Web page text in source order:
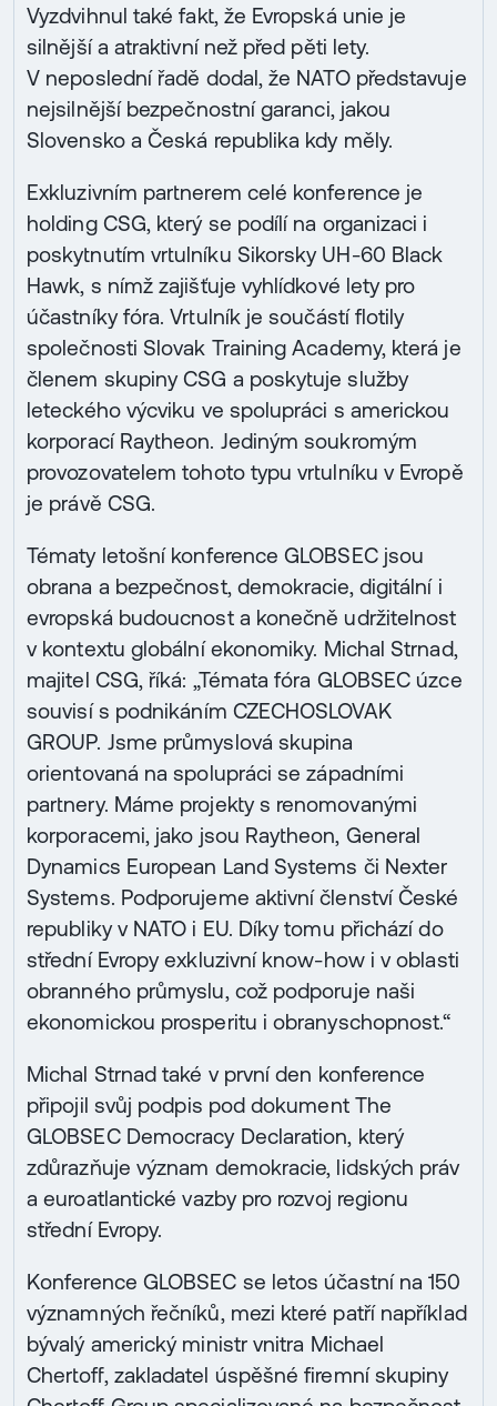
Vyzdvihnul také fakt, že Evropská unie je
silnější a atraktivní než před pěti lety.
V neposlední řadě dodal, že NATO představuje
nejsilnější bezpečnostní garanci, jakou
Slovensko a Česká republika kdy měly.
Exkluzivním partnerem celé konference je
holding CSG, který se podílí na organizaci i
poskytnutím vrtulníku Sikorsky UH-60 Black
Hawk, s nímž zajišťuje vyhlídkové lety pro
účastníky fóra. Vrtulník je součástí flotily
společnosti Slovak Training Academy, která je
členem skupiny CSG a poskytuje služby
leteckého výcviku ve spolupráci s americkou
korporací Raytheon. Jediným soukromým
provozovatelem tohoto typu vrtulníku v Evropě
je právě CSG.
Tématy letošní konference GLOBSEC jsou
obrana a bezpečnost, demokracie, digitální i
evropská budoucnost a konečně udržitelnost
v kontextu globální ekonomiky. Michal Strnad,
majitel CSG, říká: „Témata fóra GLOBSEC úzce
souvisí s podnikáním CZECHOSLOVAK
GROUP. Jsme průmyslová skupina
orientovaná na spolupráci se západními
partnery. Máme projekty s renomovanými
korporacemi, jako jsou Raytheon, General
Dynamics European Land Systems či Nexter
Systems. Podporujeme aktivní členství České
republiky v NATO i EU. Díky tomu přichází do
střední Evropy exkluzivní know-how i v oblasti
obranného průmyslu, což podporuje naši
ekonomickou prosperitu i obranyschopnost.“
Michal Strnad také v první den konference
připojil svůj podpis pod dokument The
GLOBSEC Democracy Declaration, který
zdůrazňuje význam demokracie, lidských práv
a euroatlantické vazby pro rozvoj regionu
střední Evropy.
Konference GLOBSEC se letos účastní na 150
významných řečníků, mezi které patří například
bývalý americký ministr vnitra Michael
Chertoff, zakladatel úspěšné firemní skupiny